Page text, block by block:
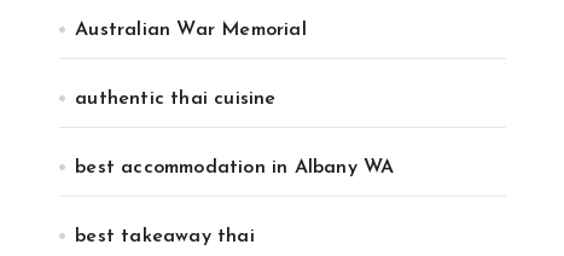
Australian War Memorial
authentic thai cuisine
best accommodation in Albany WA
best takeaway thai